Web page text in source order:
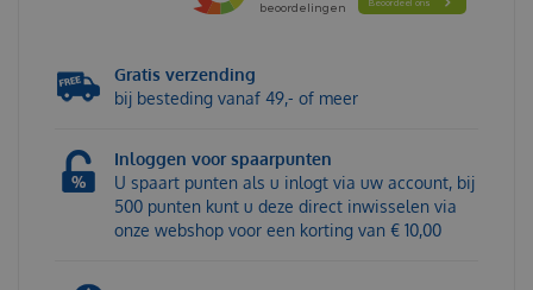
Gratis verzending
bij besteding vanaf 49,- of meer
Inloggen voor spaarpunten
U spaart punten als u inlogt via uw account, bij
500 punten kunt u deze direct inwisselen via
onze webshop voor een korting van € 10,00